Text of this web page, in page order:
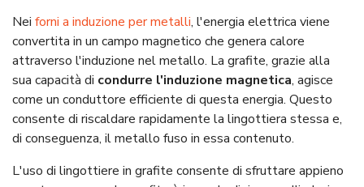
Nei forni a induzione per metalli, l'energia elettrica viene
convertita in un campo magnetico che genera calore
attraverso l'induzione nel metallo. La grafite, grazie alla
sua capacità di condurre l'induzione magnetica, agisce
come un conduttore efficiente di questa energia. Questo
consente di riscaldare rapidamente la lingottiera stessa e,
di conseguenza, il metallo fuso in essa contenuto.
L'uso di lingottiere in grafite consente di sfruttare appieno